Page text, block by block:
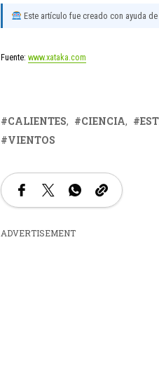
Este artículo fue creado con ayuda
Fuente: www.xataka.com
CALIENTES CIENCIA
VIENTOS
ADVERTISEMENT